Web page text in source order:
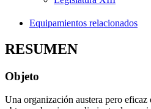
Equipamientos relacionados
RESUMEN
Objeto
Una organización austera pero eficaz